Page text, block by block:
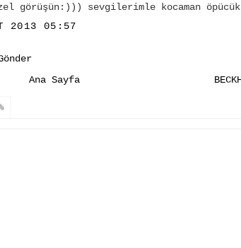
görüşün:))) sevgilerimle kocaman
2013 05:57
Ana Sayfa